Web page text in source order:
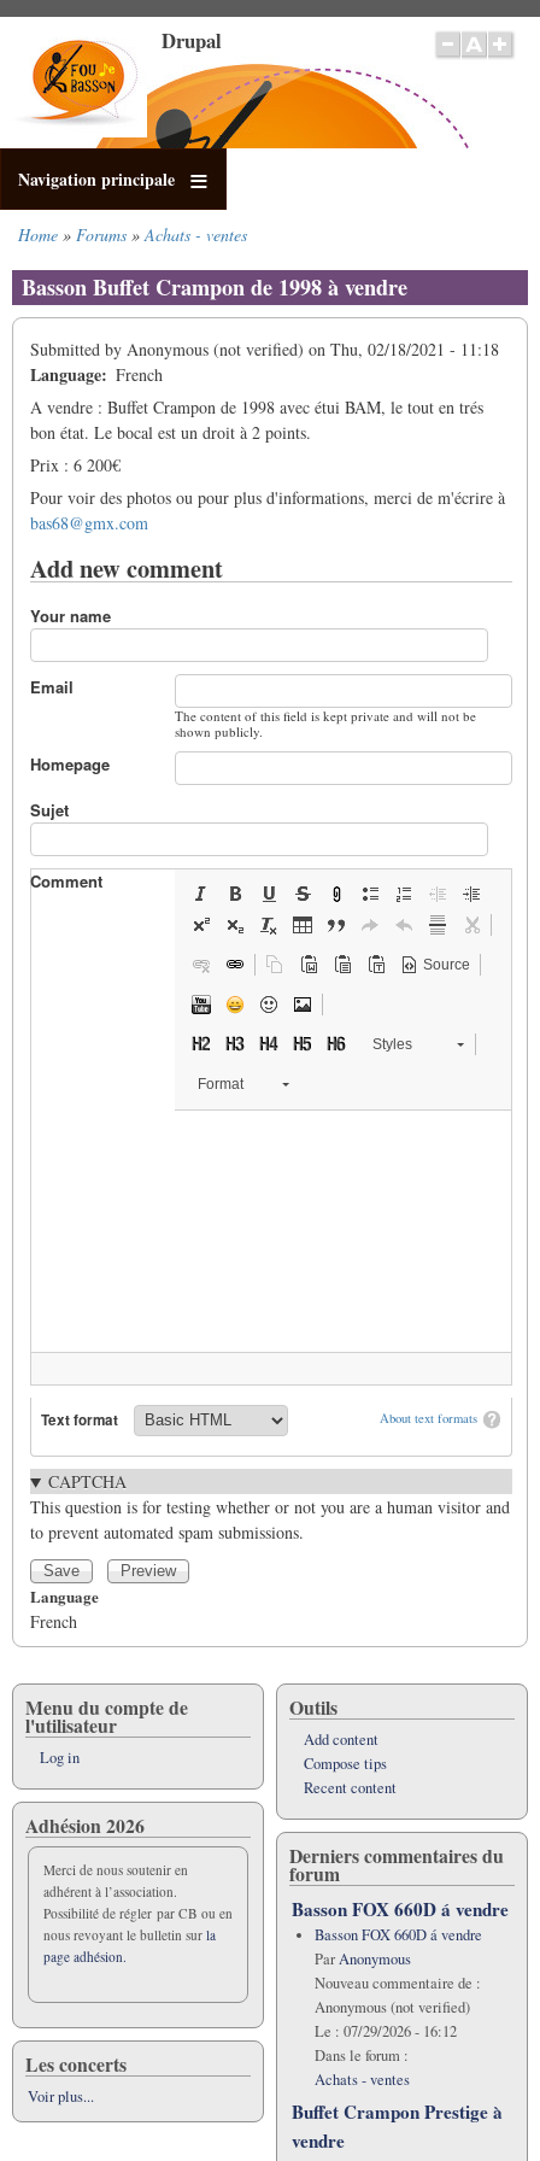
main
content
Drupal
Navigation principale
Home Forums Achats - ventes
Basson Buffet Crampon de 1998 à vendre
Submitted by Anonymous (not verified) on Thu, 02/18/2021 - 11:18
Language
French
A vendre : Buffet Crampon de 1998 avec étui BAM, le tout en trés
bon état. Le bocal est un droit à 2 points.
Prix : 6 200€
Pour voir des photos ou pour plus d'informations, merci de m'écrire à
bas68@gmx.com
Add new comment
Your name
Email
The content of this field is kept private and will not be
shown publicly.
Homepage
Sujet
Comment
Source
Styles
Format
About text formats
Text format
CAPTCHA
This question is for testing whether or not you are a human visitor and
to prevent automated spam submissions.
Language
French
Menu du compte de
l'utilisateur
Log in
Adhésion 2026
Merci de nous soutenir en
adhérent à l’association.
Possibilité de régler par CB ou en
nous revoyant le bulletin sur la
page adhésion.
Les concerts
Voir plus...
Outils
Add content
Compose tips
Recent content
Derniers commentaires du
forum
Basson FOX 660D á vendre
Basson FOX 660D á vendre
ParAnonymous
Nouveau commentaire de :
Anonymous (not verified)
Le : 07/29/2026 - 16:12
Dans le forum :
Achats - ventes
Buffet Crampon Prestige à
vendre